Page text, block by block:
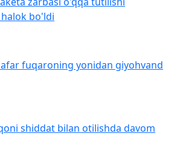
bo'ldi
fuqaroning yonidan giyohvand
shiddat bilan otilishda davom